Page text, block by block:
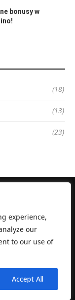
experience,
our
to our use of
Accept All
bonusy w
(18)
(13)
(23)
ryzykiem, a udział w
z polskim prawem.
Sportowy Sp. z
przedsiębiorców
Krajowego
wykonująca